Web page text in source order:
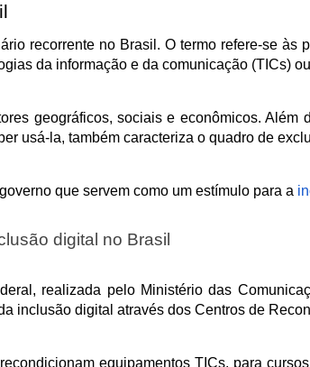
recorrente no Brasil. O termo refere-se às
da informação e da comunicação (TICs)
geográficos, sociais e econômicos.
usá-la, também caracteriza o quadro de
que servem como um estímulo para a
digital no Brasil
realizada pelo Ministério das
inclusão digital através dos Centros de
equipamentos TICs, para